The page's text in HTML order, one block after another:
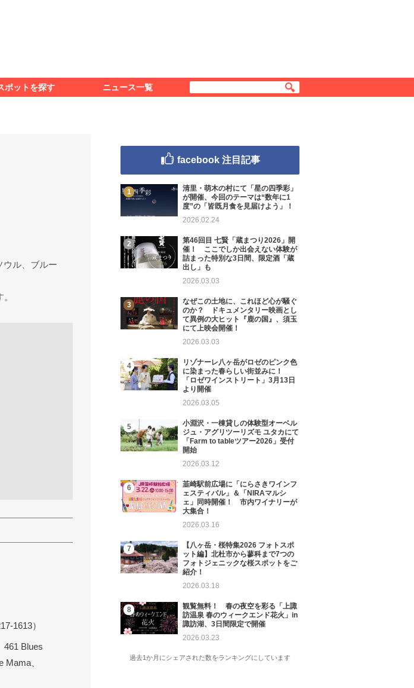
ポットを探す ニュース一覧
ウル、ブルー
1613）
461 Blues
、
facebook 注目記事
清里・萌木の村にて「星の四季彩」
が開催、今回のテーマは“数年に1
度”の「皆既月食を見届けよう」！
2026.02.24
第46回目 七賢「蔵まつり2026」開
催！ ここでしか出会えない体験が
詰まった特別な3日間、限定酒「蔵
出し」も
2026.03.03
なぜこの土地に、これほど心が騒ぐ
のか？ ドキュメンタリー映画とし
て異例の大ヒット『鹿の国』、須玉
にて上映会開催！
2026.03.03
リゾナーレ八ヶ岳がロゼのピンク色
に染まった春らしい街並みに！
「ロゼワインストリート」3月13日
より開催
2026.03.05
小淵沢・一棟貸しの体験型オーベル
ジュ・アグリツーリズモ ユタカにて
「Farm to tableツアー2026」受付
開始
2026.03.12
韮崎駅前広場に「にらさきワインフ
ェスティバル」＆「NIRAマルシ
ェ」同時開催！ 市内ワイナリーが
大集合！
2026.03.16
【八ヶ岳・桜特集2026 フォトスポ
ット編】北杜市から蓼科まで7つの
フォトジェニックな桜スポットをご
紹介！
2026.03.18
観覧無料！ 春の夜空を彩る「上諏
訪温泉 春のウィークエンド花火」in
諏訪湖、3日間限定で開催
2026.03.23
過去1か月にシェアされた数をランキングにしています